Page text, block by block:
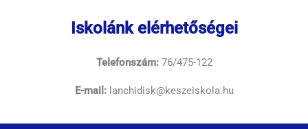
Iskolánk elérhetőségei
Telefonszám:76/475-122
E-mail:lanchidisk@keszeiskola.hu